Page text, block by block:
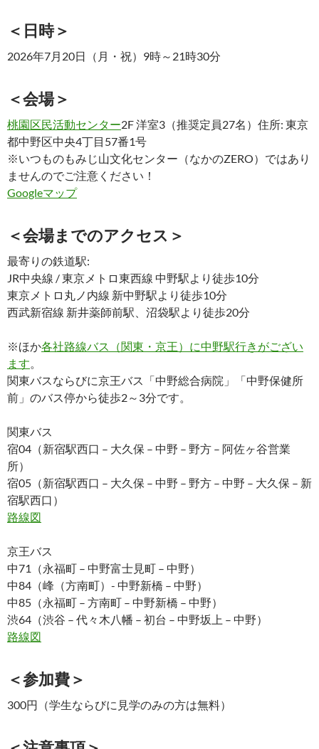
＜日時＞
2026年7月20日（月・祝）9時～21時30分
＜会場＞
桃園区民活動センター2F 洋室3（推奨定員27名）住所: 東京
都中野区中央4丁目57番1号
※いつものもみじ山文化センター（なかのZERO）ではあり
ませんのでご注意ください！
Googleマップ
＜会場までのアクセス＞
最寄りの鉄道駅:
JR中央線 / 東京メトロ東西線 中野駅より徒歩10分
東京メトロ丸ノ内線 新中野駅より徒歩10分
西武新宿線 新井薬師前駅、沼袋駅より徒歩20分
※ほか各社路線バス（関東・京王）に中野駅行きがござい
ます。
関東バスならびに京王バス「中野総合病院」「中野保健所
前」のバス停から徒歩2～3分です。
関東バス
宿04（新宿駅西口 – 大久保 – 中野 – 野方 – 阿佐ヶ谷営業
所）
宿05（新宿駅西口 – 大久保 – 中野 – 野方 – 中野 – 大久保 – 新
宿駅西口）
路線図
京王バス
中71（永福町 – 中野富士見町 – 中野）
中84（峰（方南町）- 中野新橋 – 中野）
中85（永福町 – 方南町 – 中野新橋 – 中野）
渋64（渋谷 – 代々木八幡 – 初台 – 中野坂上 – 中野）
路線図
＜参加費＞
300円（学生ならびに見学のみの方は無料）